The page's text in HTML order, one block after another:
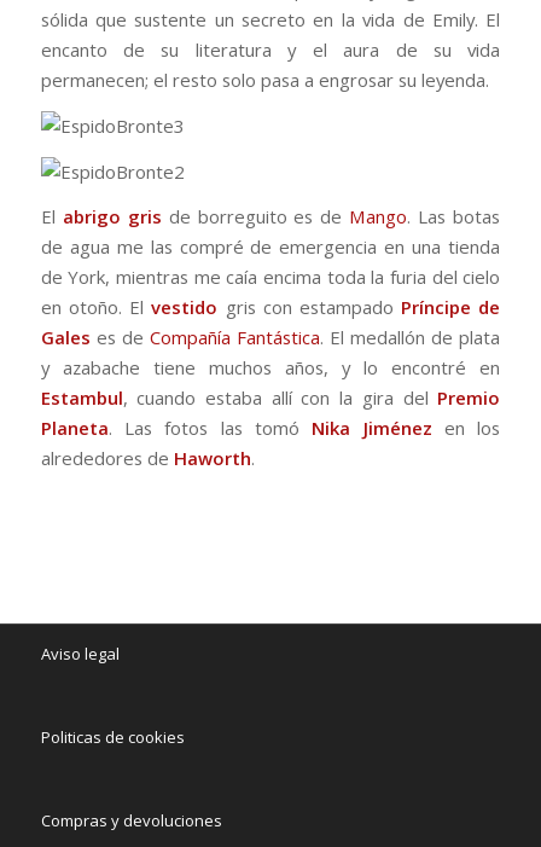
sólida que sustente un secreto en la vida de Emily. El
encanto de su literatura y el aura de su vida
permanecen; el resto solo pasa a engrosar su leyenda.
El abrigo gris de borreguito es de Mango. Las botas
de agua me las compré de emergencia en una tienda
de York, mientras me caía encima toda la furia del cielo
en otoño. Elvestido gris con estampado Príncipe de
Gales es de Compañía Fantástica. El medallón de plata
y azabache tiene muchos años, y lo encontré en
Estambul, cuando estaba allí con la gira del Premio
Planeta. Las fotos las tomó Nika Jiménez en los
alrededores de Haworth.
Aviso legal
Politicas de cookies
Compras y devoluciones